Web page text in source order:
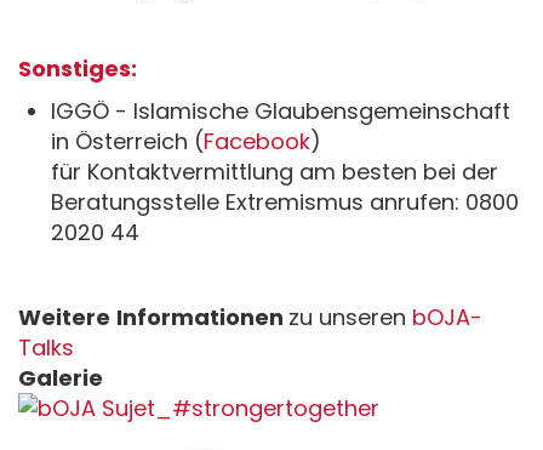
Sonstiges:
IGGÖ - Islamische Glaubensgemeinschaft
in Österreich (Facebook)
für Kontaktvermittlung am besten bei der
Beratungsstelle Extremismus anrufen: 0800
2020 44
Weitere Informationen zu unseren bOJA-
Talks
Galerie